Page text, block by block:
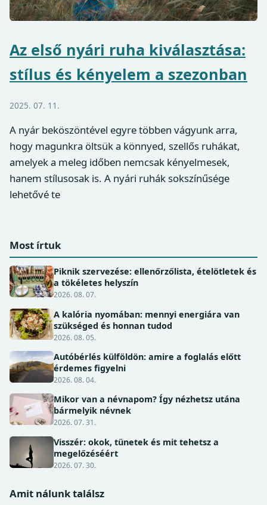
Az első nyári ruha kiválasztása:
stílus és kényelem a szezonban
2025. 07. 11.
A nyár beköszöntével egyre többen vágyunk arra,
hogy magunkra öltsük a könnyed, szellős ruhákat,
amelyek a meleg időben nemcsak kényelmesek,
hanem stílusosak is. A nyári ruhák sokszínűsége
lehetővé te
Most írtuk
Piknik szervezése: ellenőrzőlista, ételötletek és
a tökéletes helyszín
2026. 08. 07.
A kalória nyomában: mennyi energiára van
szükséged és honnan tudod
2026. 08. 05.
Autóbérlés külföldön: amire a foglalás előtt
érdemes figyelni
2026. 08. 04.
Mikor van a névnapom? Így nézhetsz utána
bármelyik névnek
2026. 07. 31.
Visszér: okok, tünetek és mit tehetsz a
megelőzéséért
2026. 07. 30.
Amit nálunk találsz